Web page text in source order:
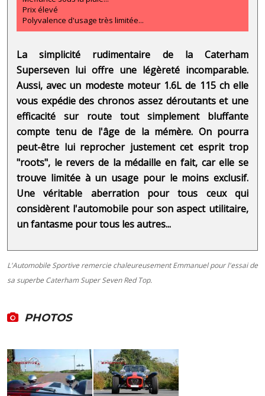
Prix élevé
Polyvalence d'usage très limitée...
La simplicité rudimentaire de la Caterham
Superseven lui offre une légèreté incomparable.
Aussi, avec un modeste moteur 1.6L de 115 ch elle
vous expédie des chronos assez déroutants et une
efficacité sur route tout simplement bluffante
compte tenu de l'âge de la mémère. On pourra
peut-être lui reprocher justement cet esprit trop
"roots", le revers de la médaille en fait, car elle se
trouve limitée à un usage pour le moins exclusif.
Une véritable aberration pour tous ceux qui
considèrent l'automobile pour son aspect utilitaire,
un fantasme pour tous les autres...
L'Automobile Sportive remercie chaleureusement Emmanuel pour l'essai de
sa superbe Caterham Super Seven Red Top.
PHOTOS